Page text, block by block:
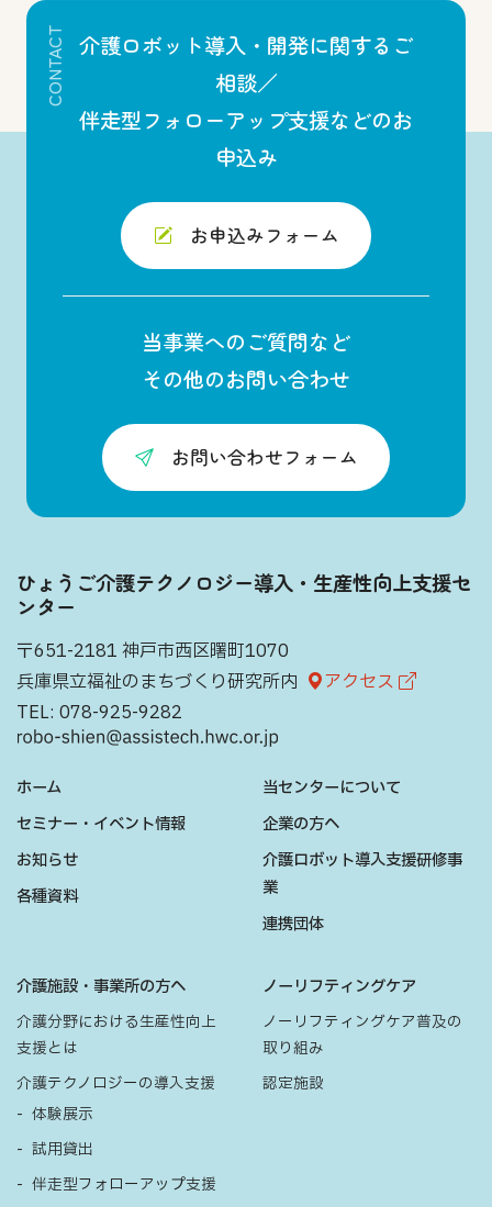
CONTACT 介護ロボット導入・開発に関するご
相談／
伴走型フォローアップ支援などのお
申込み
お申込みフォーム
当事業へのご質問など
その他のお問い合わせ
お問い合わせフォーム
ひょうご介護テクノロジー導入・生産性向上支援セ
ンター
〒651-2181 神戸市西区曙町1070
兵庫県立福祉のまちづくり研究所内
アクセス
TEL: 078-925-9282
ホーム
セミナー・イベント情報
お知らせ
各種資料
当センターについて
企業の方へ
介護ロボット導入支援研修事
業
連携団体
介護施設・事業所の方へ
介護分野における生産性向上
支援とは
介護テクノロジーの導入支援
体験展示
試用貸出
伴走型フォローアップ支援
ノーリフティングケア
ノーリフティングケア普及の
取り組み
認定施設